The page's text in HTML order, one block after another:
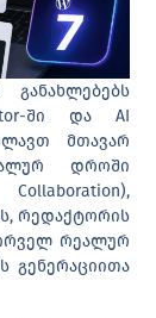
განახლებებს
ში და AI
მთავარ
დროში
რედაქტორის
რეალურ
გენერაციითა